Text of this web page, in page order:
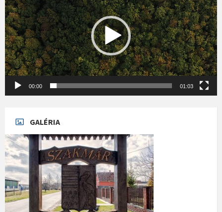
00:00 01:03
GALÉRIA